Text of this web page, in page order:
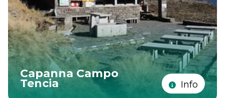
Capanna Campo
Tencia Info